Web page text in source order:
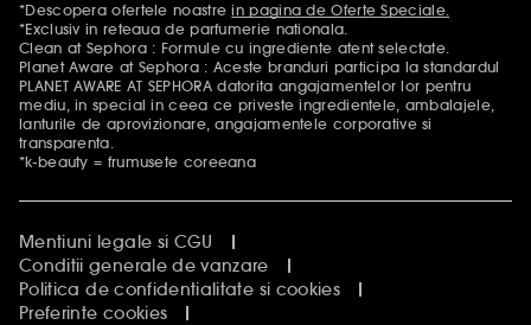
Mentiuni aditionale
*Descopera ofertele noastrein pagina de Oferte Speciale.
*Exclusiv in reteaua de parfumerie nationala.
Clean at Sephora : Formule cu ingrediente atent selectate.
Planet Aware at Sephora : Aceste branduri participa la standardul
PLANET AWARE AT SEPHORA datorita angajamentelor lor pentru
mediu, in special in ceea ce priveste ingredientele, ambalajele,
lanturile de aprovizionare, angajamentele corporative si
transparenta.
*k-beauty = frumusete coreeana
Mentiuni legale si CGU
Conditii generale de vanzare
Politica de confidentialitate si cookies
Preferinte cookies